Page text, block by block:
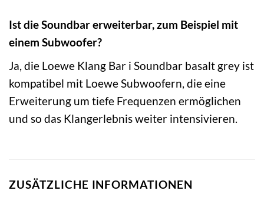
Ist die Soundbar erweiterbar, zum Beispiel mit
einem Subwoofer?
Ja, die Loewe Klang Bar i Soundbar basalt grey ist
kompatibel mit Loewe Subwoofern, die eine
Erweiterung um tiefe Frequenzen ermöglichen
und so das Klangerlebnis weiter intensivieren.
ZUSÄTZLICHE INFORMATIONEN